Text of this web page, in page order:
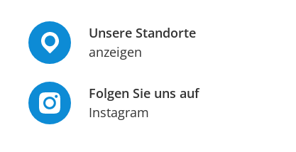
Unsere Standorte
anzeigen
Folgen Sie uns auf
Instagram